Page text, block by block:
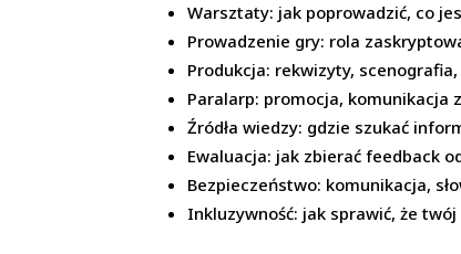
Warsztaty: jak poprowadzić, co
Prowadzenie gry: rola
Produkcja: rekwizyty,
Paralarp: promocja,
Źródła wiedzy: gdzie szukać
Ewaluacja: jak zbierać feedback
Bezpieczeństwo: komunikacja,
Inkluzywność: jak sprawić, że